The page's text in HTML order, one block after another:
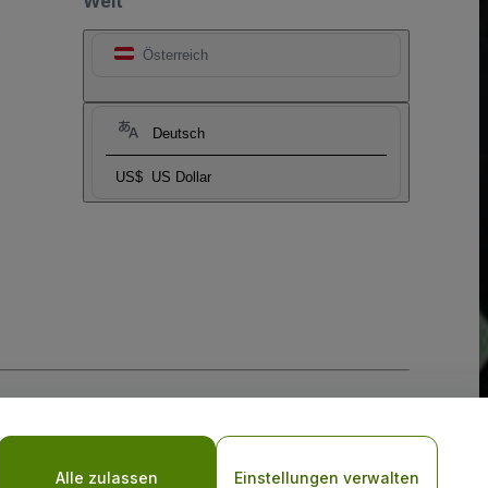
Österreich
Deutsch
US$ US Dollar
RichtlinieundDatenschutzrichtlinie für Mobilanwendungen
Alle zulassen Einstellungen verwalten